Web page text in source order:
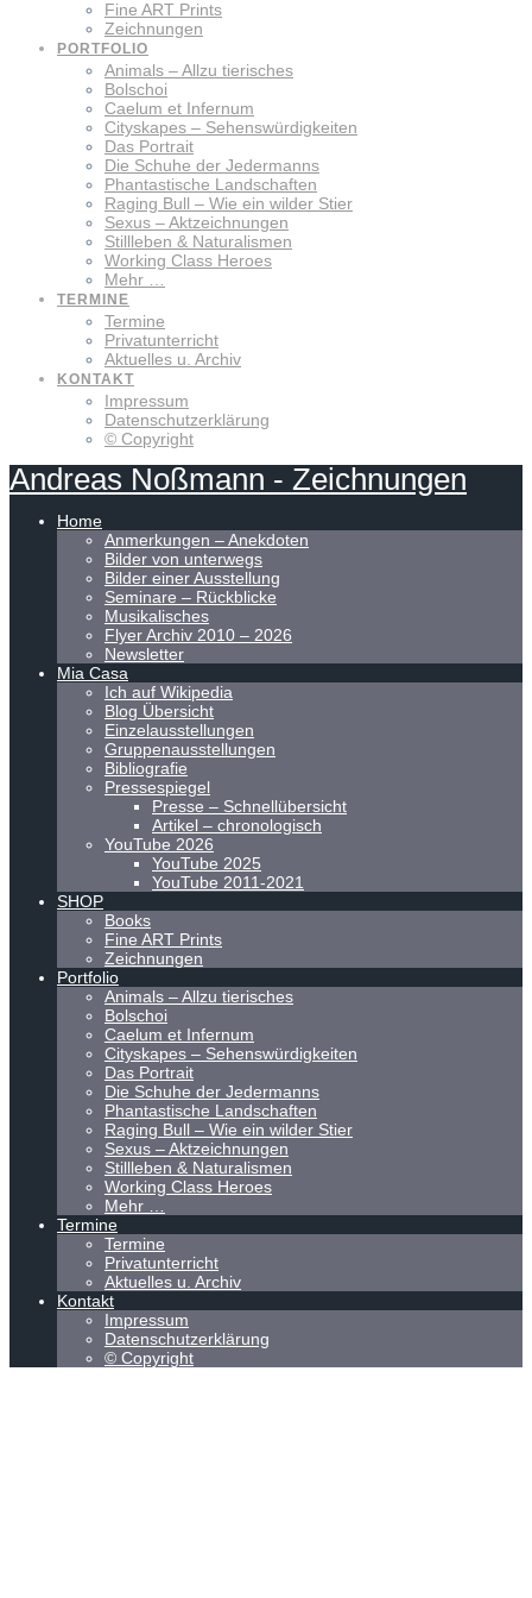
Fine ART Prints
Zeichnungen
PORTFOLIO
Animals – Allzu tierisches
Bolschoi
Caelum et Infernum
Cityskapes – Sehenswürdigkeiten
Das Portrait
Die Schuhe der Jedermanns
Phantastische Landschaften
Raging Bull – Wie ein wilder Stier
Sexus – Aktzeichnungen
Stillleben & Naturalismen
Working Class Heroes
Mehr …
TERMINE
Termine
Privatunterricht
Aktuelles u. Archiv
KONTAKT
Impressum
Datenschutzerklärung
© Copyright
Andreas Noßmann - Zeichnungen
Home
Anmerkungen – Anekdoten
Bilder von unterwegs
Bilder einer Ausstellung
Seminare – Rückblicke
Musikalisches
Flyer Archiv 2010 – 2026
Newsletter
Mia Casa
Ich auf Wikipedia
Blog Übersicht
Einzelausstellungen
Gruppenausstellungen
Bibliografie
Pressespiegel
Presse – Schnellübersicht
Artikel – chronologisch
YouTube 2026
YouTube 2025
YouTube 2011-2021
SHOP
Books
Fine ART Prints
Zeichnungen
Portfolio
Animals – Allzu tierisches
Bolschoi
Caelum et Infernum
Cityskapes – Sehenswürdigkeiten
Das Portrait
Die Schuhe der Jedermanns
Phantastische Landschaften
Raging Bull – Wie ein wilder Stier
Sexus – Aktzeichnungen
Stillleben & Naturalismen
Working Class Heroes
Mehr …
Termine
Termine
Privatunterricht
Aktuelles u. Archiv
Kontakt
Impressum
Datenschutzerklärung
© Copyright